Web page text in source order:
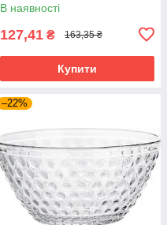
В наявності
127,41 ₴ 163,35 ₴
Купити
–22%